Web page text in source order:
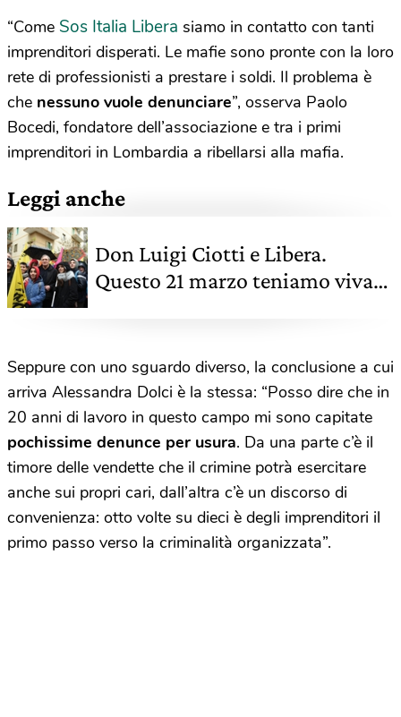
“Come Sos Italia Libera siamo in contatto con tanti
imprenditori disperati. Le mafie sono pronte con la loro
rete di professionisti a prestare i soldi. Il problema è
che nessuno vuole denunciare”, osserva Paolo
Bocedi, fondatore dell’associazione e tra i primi
imprenditori in Lombardia a ribellarsi alla mafia.
Leggi anche
Don Luigi Ciotti e Libera.
Questo 21 marzo teniamo viva
Seppure con uno sguardo diverso, la conclusione a cui
arriva Alessandra Dolci è la stessa: “Posso dire che in
20 anni di lavoro in questo campo mi sono capitate
pochissime denunce per usura. Da una parte c’è il
timore delle vendette che il crimine potrà esercitare
anche sui propri cari, dall’altra c’è un discorso di
convenienza: otto volte su dieci è degli imprenditori il
primo passo verso la criminalità organizzata”.